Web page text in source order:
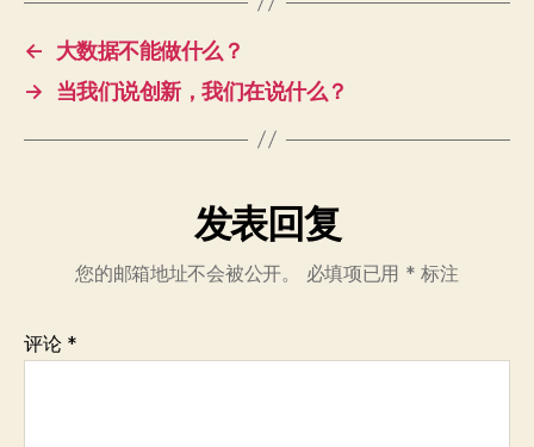
←
大数据不能做什么？
→
当我们说创新，我们在说什么？
发表回复
您的邮箱地址不会被公开。 必填项已用 * 标注
评论 *